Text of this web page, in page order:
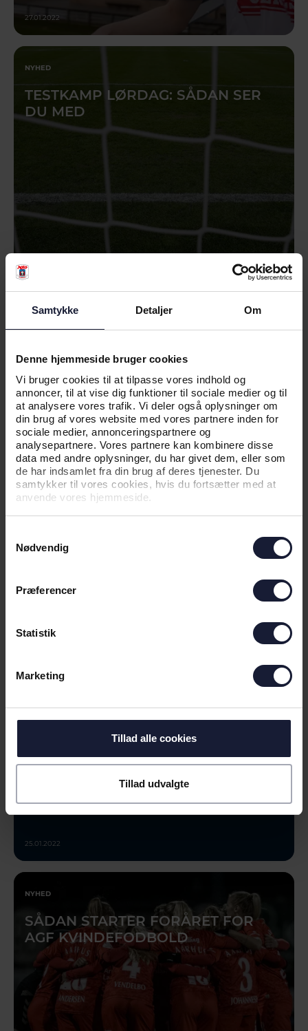
Samtykke Detaljer Om
Denne hjemmeside bruger cookies
Vi bruger cookies til at tilpasse vores indhold og
annoncer, til at vise dig funktioner til sociale medier og til
at analysere vores trafik. Vi deler også oplysninger om
din brug af vores website med vores partnere inden for
sociale medier, annonceringspartnere og
analysepartnere. Vores partnere kan kombinere disse
data med andre oplysninger, du har givet dem, eller som
de har indsamlet fra din brug af deres tjenester. Du
samtykker til vores cookies, hvis du fortsætter med at
anvende vores hjemmeside.
Nødvendig
Præferencer
Statistik
Marketing
Tillad alle cookies
Tillad udvalgte
27.01.2022
NYHED
TESTKAMP LØRDAG: SÅDAN SER
DU MED
27.01.2022
UNGE AGF'ERE UDTAGET TIL
LANDSHOLDSOPGAVER
AGF VIL KLIMAKOMPENSERE MED
25.01.2022
NYHED
SÅDAN STARTER FORÅRET FOR
AGF KVINDEFODBOLD